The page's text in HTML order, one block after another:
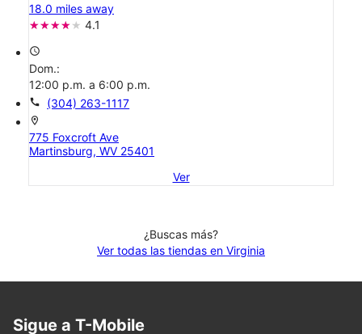
18.0 miles away
4.1
access_time
Dom.:
12:00 p.m. a 6:00 p.m.
call (304) 263-1117
location_on
775 Foxcroft Ave
Martinsburg, WV 25401
Ver
¿Buscas más?
Ver todas las tiendas en Virginia